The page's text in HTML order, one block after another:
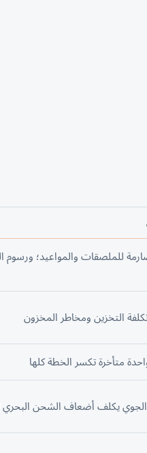
للملصقات والمواعيد؛ ورسوم
التخزين ومخاطر المخزون
متأخرة تكسر الخطة كلها
يكلف أضعاف الشحن البحري